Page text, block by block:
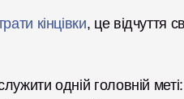
кінцівки, це відчуття
одній головній